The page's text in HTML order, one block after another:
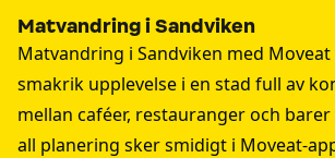
Matvandring i Sandviken
Matvandring i Sandviken med
smakrik upplevelse i en stad full av
mellan caféer, restauranger och
all planering sker smidigt i Moveat-